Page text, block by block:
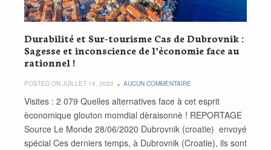
Durabilité et Sur-tourisme Cas de Dubrovnik :
Sagesse et inconscience de l’èconomie face au
rationnel !
POSTED ON JUILLET 14, 2020 AUCUN COMMENTAIRE
Visites : 2 079 Quelles alternatives face à cet esprit
èconomique glouton momdial dèraisonnè ! REPORTAGE
Source Le Monde 28/06/2020 Dubrovnik (croatie) ­ envoyé
spécial Ces derniers temps, à Dubrovnik (Croa­tie), ils sont